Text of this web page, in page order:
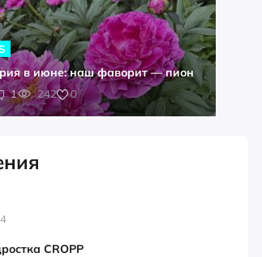
1 242 0
в июне: наш фаворит — пион
CROPP